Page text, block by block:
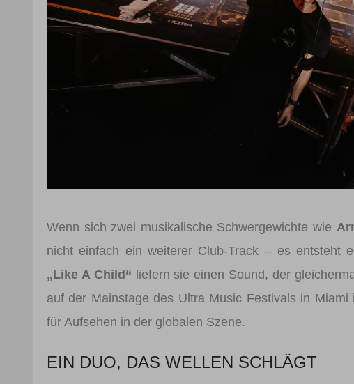
Wenn sich zwei musikalische Schwergewichte wie
nicht einfach ein weiterer Club-Track – es entsteht
„Like A Child“ liefern sie einen Sound, der
auf der Mainstage des Ultra Music Festivals in
für Aufsehen in der globalen Szene.
EIN DUO, DAS WELLEN SCHLÄGT